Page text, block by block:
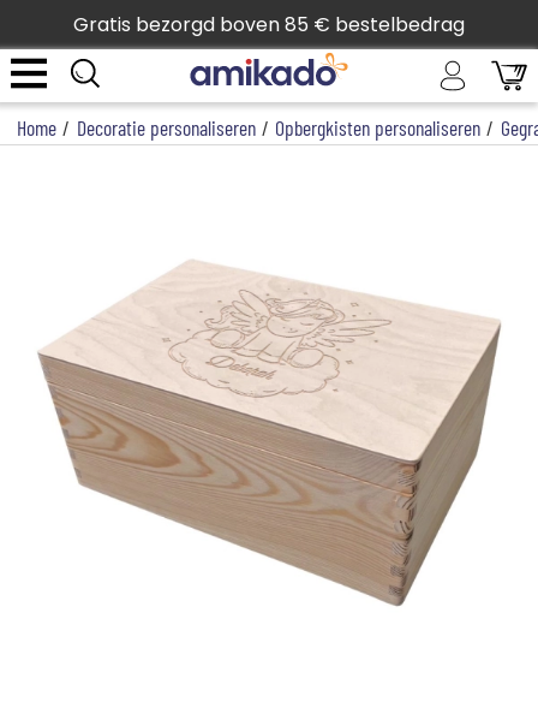
Gratis bezorgd boven 85 € bestelbedrag
Home / Decoratie personaliseren / Opbergkisten personaliseren /